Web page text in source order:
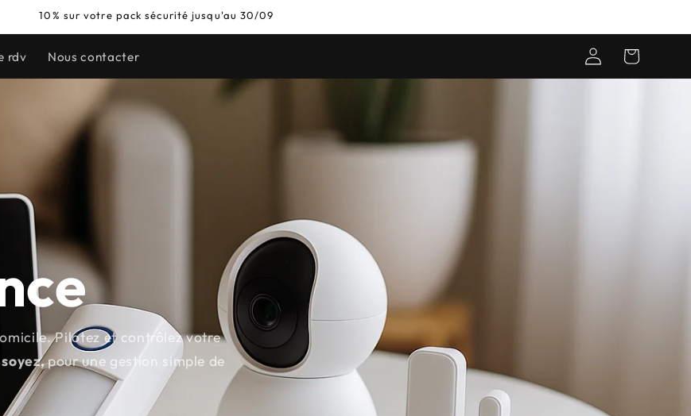
10% sur votre pack sécurité jusqu'au 30/09
rdv Nous contacter Connexion Panier
Pilotez et contrôlez votre
soyez,pour une gestion simple de